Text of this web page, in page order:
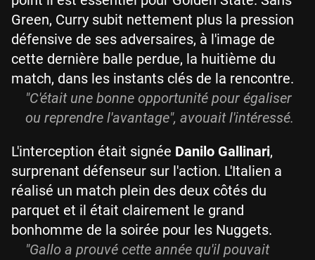
Green, Curry subit nettement plus la pression
défensive de ses adversaires, à l'image de
cette dernière balle perdue, la huitième du
match, dans les instants clés de la rencontre.
"C'était une bonne opportunité pour égaliser
ou reprendre l'avantage", avouait l'intéressé.
L'interception était signée Danilo Gallinari,
surprenant défenseur sur l'action. L'Italien a
réalisé un match plein des deux côtés du
parquet et il était clairement le grand
bonhomme de la soirée pour les Nuggets.
"Gallo a prouvé cette année qu'il pouvait